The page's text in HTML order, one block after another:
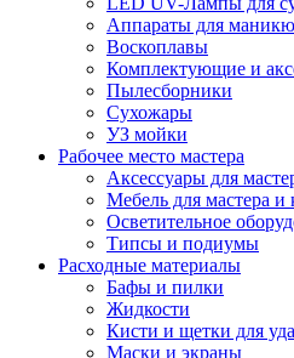
Аппараты для
Воскоплавы
Комплектующие и
Пылесборники
Сухожары
УЗ мойки
Рабочее место мастера
Аксессуары для
Мебель для мастера и
Осветительное
Типсы и подиумы
Расходные материалы
Бафы и пилки
Жидкости
Кисти и щетки для
Маски и экраны